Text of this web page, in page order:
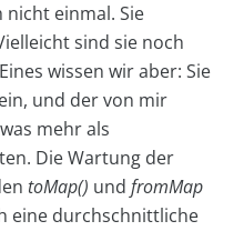
nicht einmal. Sie
sind sie noch
wissen wir aber: Sie
und der von mir
mehr als
Die Wartung der
toMap() und fromMap
eine durchschnittliche